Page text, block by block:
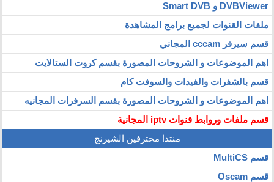
DVBViewer و Smart DVB
ملفات القنوات لجميع برامج المشاهدة
قسم سيرفر cccam المجاني
اهم الموضوعات و الشروحات المصورة بقسم كروت الستالايت
قسم بالشفرات والفيدات والسوفت كام
اهم الموضوعات و الشروحات المصورة بقسم السرفرات المجانيه
قسم ملفات وروابط قنوات iptv المجانية
منتدا محترفين الشيرنج
قسم MultiCS
قسم Oscam